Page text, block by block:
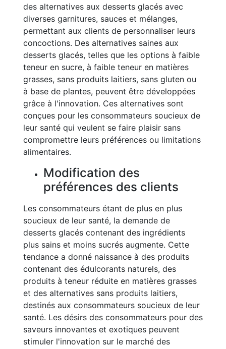
des alternatives aux desserts glacés avec
diverses garnitures, sauces et mélanges,
permettant aux clients de personnaliser leurs
concoctions. Des alternatives saines aux
desserts glacés, telles que les options à faible
teneur en sucre, à faible teneur en matières
grasses, sans produits laitiers, sans gluten ou
à base de plantes, peuvent être développées
grâce à l'innovation. Ces alternatives sont
conçues pour les consommateurs soucieux de
leur santé qui veulent se faire plaisir sans
compromettre leurs préférences ou limitations
alimentaires.
Modification des
préférences des clients
Les consommateurs étant de plus en plus
soucieux de leur santé, la demande de
desserts glacés contenant des ingrédients
plus sains et moins sucrés augmente. Cette
tendance a donné naissance à des produits
contenant des édulcorants naturels, des
produits à teneur réduite en matières grasses
et des alternatives sans produits laitiers,
destinés aux consommateurs soucieux de leur
santé. Les désirs des consommateurs pour des
saveurs innovantes et exotiques peuvent
stimuler l'innovation sur le marché des